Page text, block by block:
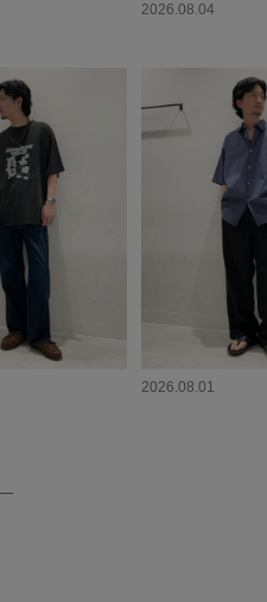
2026.08.04
2026.08.01